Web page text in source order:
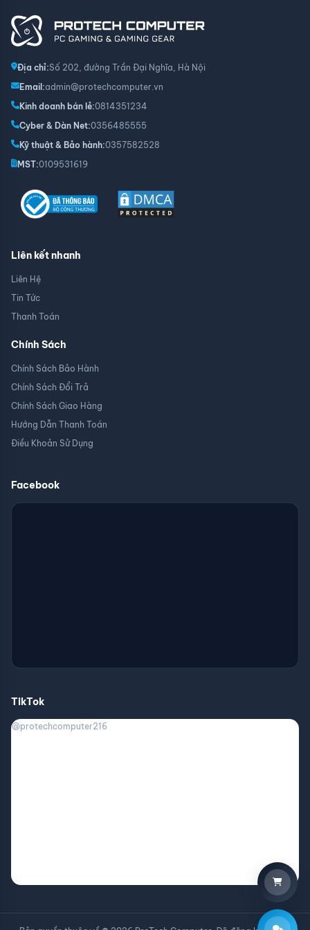
Địa chỉ:Số 202, đường Trần Đại Nghĩa, Hà Nội
Email:admin@protechcomputer.vn
Kinh doanh bán lẻ:0814351234
Cyber & Dàn Net:0356485555
Kỹ thuật & Bảo hành:0357582528
MST:0109531619
Liên kết nhanh
Liên Hệ
Tin Tức
Thanh Toán
Chính Sách
Chính Sách Bảo Hành
Chính Sách Đổi Trả
Chính Sách Giao Hàng
Hướng Dẫn Thanh Toán
Điều Khoản Sử Dụng
Facebook
TikTok
@protechcomputer216